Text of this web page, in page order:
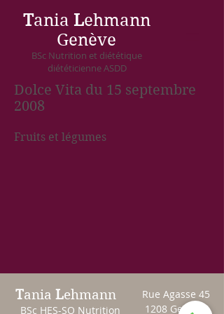
BSc Nutrition et diététique
diététicienne ASDD
Tania Lehmann
Genève
Dolce Vita du 15 septembre
2008
Fruits et légumes
Tania Lehmann
BSc HES-SO Nutrition
Rue Agasse 45
1208 Genève